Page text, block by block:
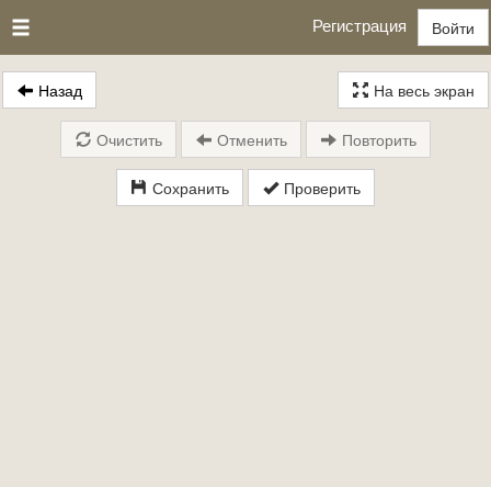
Регистрация Войти
Назад На весь экран
Сохранить Проверить
Очистить Отменить Повторить